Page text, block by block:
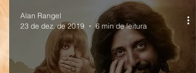
Alan Rangel
23 de dez. de 2019
6 min de leitura